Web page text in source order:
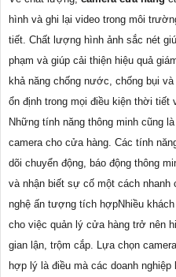
hình và ghi lại video trong môi
tiết. Chất lượng hình ảnh sắc nét
phạm và giúp cải thiện hiệu quả
khả năng chống nước, chống bụi
ổn định trong mọi điều kiện thời tiết
Những tính năng thông minh cũng
camera cho cửa hàng. Các tính
dõi chuyển động, báo động thông
và nhận biết sự cố một cách
nghệ ấn tượng tích hợpNhiều
cho việc quản lý cửa hàng trở nên
gian lận, trộm cắp. Lựa chọn
hợp lý là điều mà các doanh